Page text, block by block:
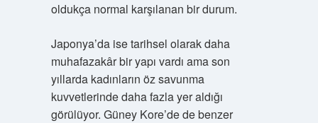
oldukça normal karşılanan bir durum.
Japonya’da ise tarihsel olarak daha
muhafazakâr bir yapı vardı ama son
yıllarda kadınların öz savunma
kuvvetlerinde daha fazla yer aldığı
görülüyor. Güney Kore’de de benzer